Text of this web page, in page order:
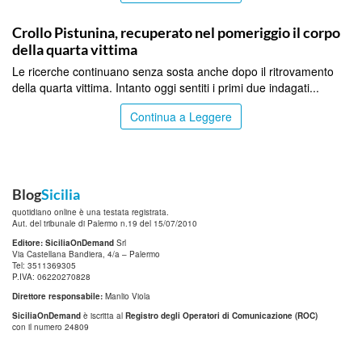
Crollo Pistunina, recuperato nel pomeriggio il corpo
della quarta vittima
Le ricerche continuano senza sosta anche dopo il ritrovamento
della quarta vittima. Intanto oggi sentiti i primi due indagati...
Continua a Leggere
BlogSicilia
quotidiano online è una testata registrata.
Aut. del tribunale di Palermo n.19 del 15/07/2010
Editore: SiciliaOnDemand Srl
Via Castellana Bandiera, 4/a – Palermo
Tel: 3511369305
P.IVA: 06220270828
Direttore responsabile: Manlio Viola
SiciliaOnDemand è iscritta al Registro degli Operatori di Comunicazione (ROC)
con il numero 24809